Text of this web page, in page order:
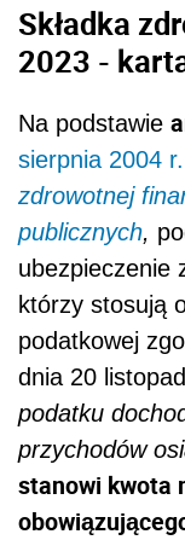
Składka
2023 -
Na podstawie
sierpnia 2004 r.
zdrowotnej
publicznych,
ubezpieczenie
którzy stosują
podatkowej
dnia 20
podatku
przychodów
stanowi kwota